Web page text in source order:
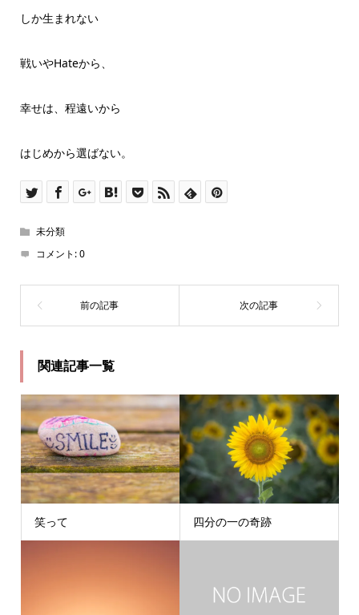
しか生まれない
戦いやHateから、
幸せは、程遠いから
はじめから選ばない。
未分類
コメント:0
関連記事一覧
笑って 四分の一の奇跡